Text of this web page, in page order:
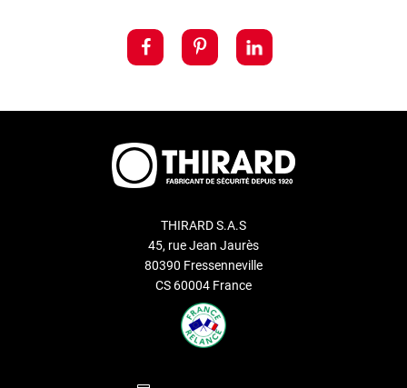
THIRARD S.A.S
45, rue Jean Jaurès
80390 Fressenneville
CS 60004 France